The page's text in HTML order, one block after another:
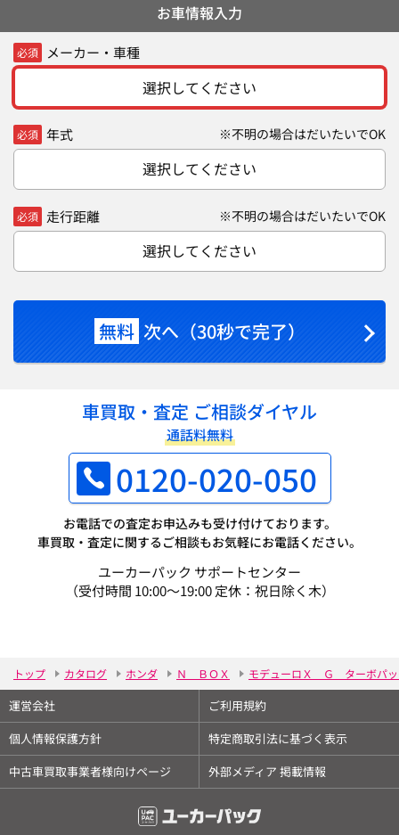
お車情報入力
必須 メーカー・車種
選択してください
必須 年式 ※不明の場合はだいたいでOK
選択してください
必須 走行距離 ※不明の場合はだいたいでOK
選択してください
無料 次へ（30秒で完了）
車買取・査定 ご相談ダイヤル
通話料無料
0120-020-050
お電話での査定お申込みも受け付けております。
車買取・査定に関するご相談もお気軽にお電話ください。
ユーカーパック サポートセンター
（受付時間 10:00～19:00 定休：祝日除く木）
トップ カタログ ホンダ Ｎ ＢＯＸ モデューロＸ Ｇ ターボパッ
運営会社
ご利用規約
個人情報保護方針
特定商取引法に基づく表示
中古車買取事業者様向けページ
外部メディア 掲載情報